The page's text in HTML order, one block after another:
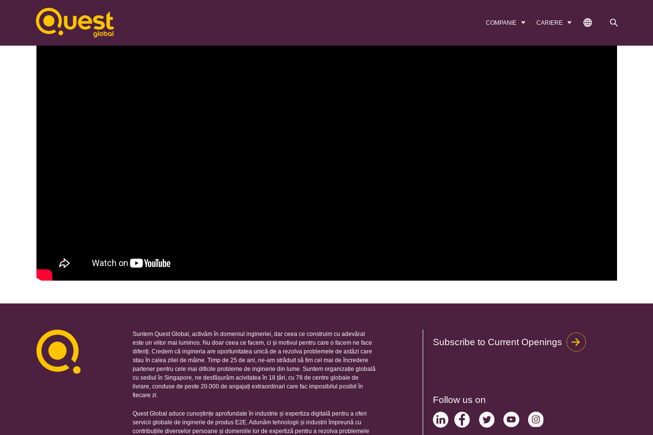
COMPANIE CARIERE
Subscribe to Current Openings
Follow us on
Suntem Quest Global, activăm în domeniul ingineriei, dar ceea ce construim cu adevărat
este un viitor mai luminos. Nu doar ceea ce facem, ci și motivul pentru care o facem ne face
diferiți. Credem că ingineria are oportunitatea unică de a rezolva problemele de astăzi care
stau în calea zilei de mâine. Timp de 25 de ani, ne-am străduit să fim cel mai de încredere
partener pentru cele mai dificile probleme de inginerie din lume. Suntem organizație globală
cu sediul în Singapore, ne desfășurăm acivitatea în 18 țări, cu 78 de centre globale de
livrare, conduse de peste 20.000 de angajați extraordinari care fac imposibilul posibil în
fiecare zi.
Quest Global aduce cunoștințe aprofundate în industrie și expertiza digitală pentru a oferi
servicii globale de inginerie de produs E2E. Adunăm tehnologii și industrii împreună cu
contribuțiile diverselor persoane și domeniile lor de expertiză pentru a rezolva problemele